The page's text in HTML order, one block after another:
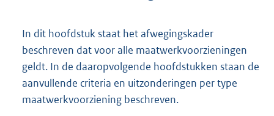
In dit hoofdstuk staat het afwegingskader
beschreven dat voor alle maatwerkvoorzieningen
geldt. In de daaropvolgende hoofdstukken staan de
aanvullende criteria en uitzonderingen per type
maatwerkvoorziening beschreven.